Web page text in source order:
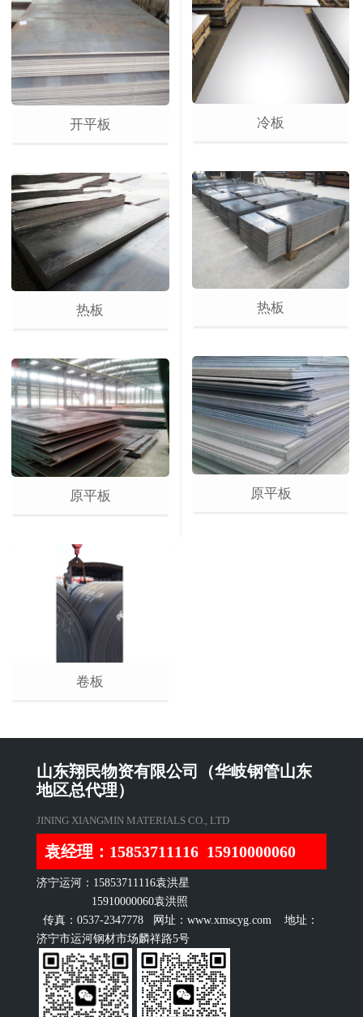
开平板
热板
原平板
卷板
冷板
热板
原平板
山东翔民物资有限公司（华岐钢管山东
地区总代理）
JINING XIANGMIN MATERIALS CO., LTD
袁经理：15853711116 15910000060
济宁运河：15853711116袁洪星
15910000060袁洪照
传真：0537-2347778 网址：www.xmscyg.com 地址：
济宁市运河钢材市场麟祥路5号